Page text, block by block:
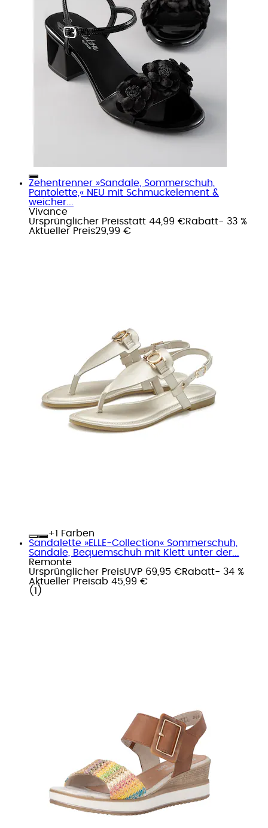
Zehentrenner »Sandale, Sommerschuh,
Pantolette,« NEU mit Schmuckelement &
weicher...
Vivance
Ursprünglicher Preisstatt 44,99 €Rabatt- 33 %
Aktueller Preis29,99 €
+
Farben
Sandalette »ELLE-Collection« Sommerschuh,
Sandale, Bequemschuh mit Klett unter der...
Remonte
Ursprünglicher PreisUVP 69,95 €Rabatt- 34 %
Aktueller Preisab 45,99 €
( 1 )